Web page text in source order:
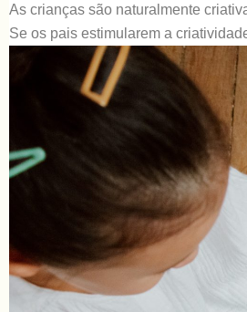
As crianças são naturalmente
Se os pais estimularem a